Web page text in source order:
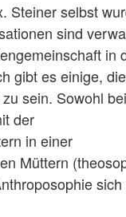
Steiner selbst
sind
in
gibt es einige,
sein. Sowohl
der
in einer
Müttern
sich